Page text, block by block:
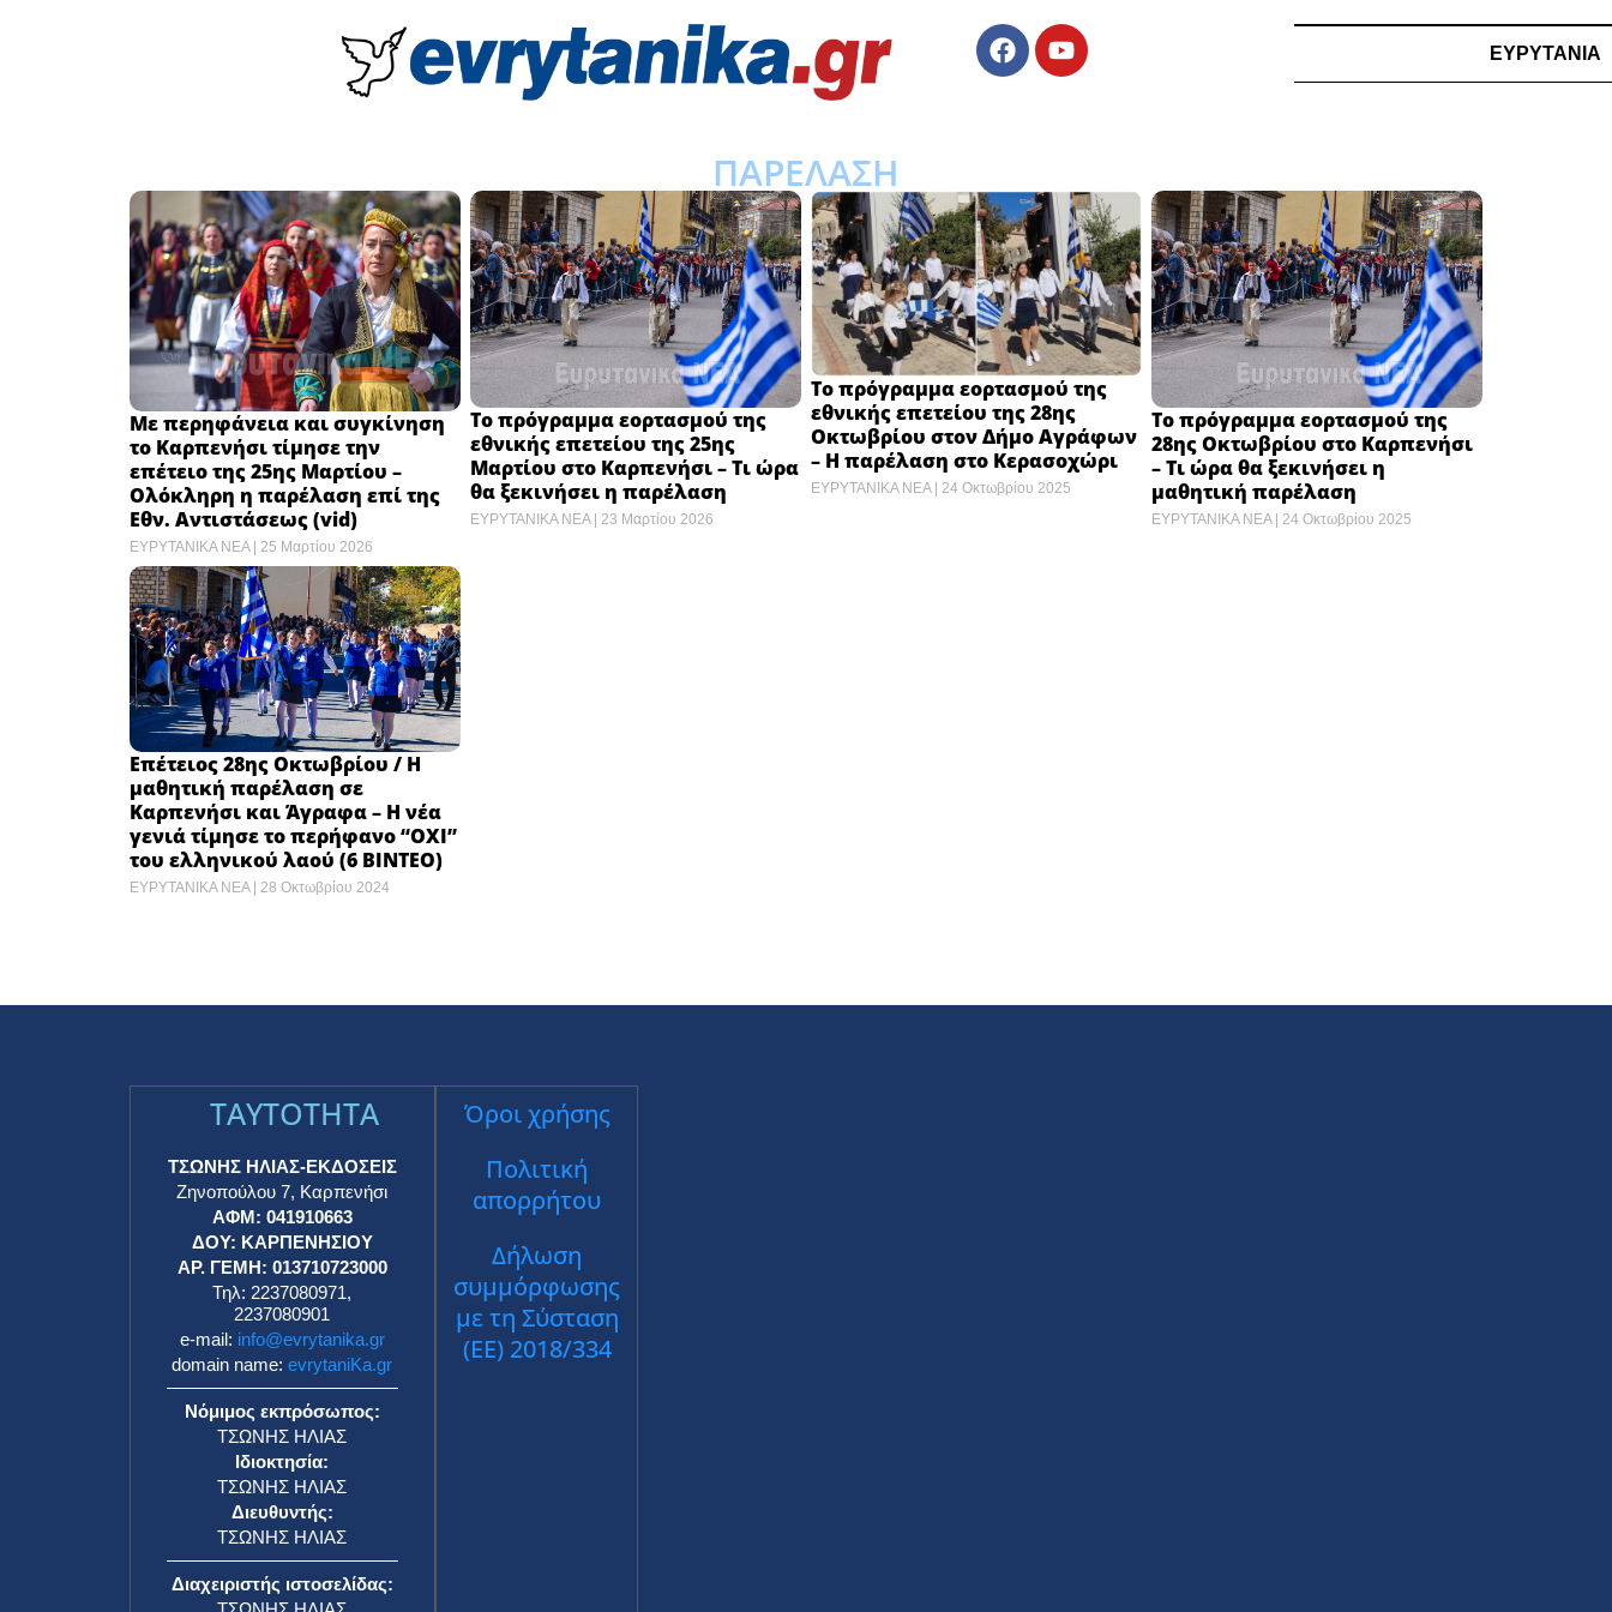
ΕΥΡΥΤΑΝΙΑ
ΠΑΡΕΛΑΣΗ
Με περηφάνεια και συγκίνηση
το Καρπενήσι τίμησε την
επέτειο της 25ης Μαρτίου –
Ολόκληρη η παρέλαση επί της
Εθν. Αντιστάσεως (vid)
ΕΥΡΥΤΑΝΙΚΑ ΝΕΑ 25 Μαρτίου 2026
Το πρόγραμμα εορτασμού της
εθνικής επετείου της 25ης
Μαρτίου στο Καρπενήσι – Τι ώρα
θα ξεκινήσει η παρέλαση
ΕΥΡΥΤΑΝΙΚΑ ΝΕΑ 23 Μαρτίου 2026
Το πρόγραμμα εορτασμού της
εθνικής επετείου της 28ης
Οκτωβρίου στον Δήμο Αγράφων
– Η παρέλαση στο Κερασοχώρι
ΕΥΡΥΤΑΝΙΚΑ ΝΕΑ 24 Οκτωβρίου 2025
Το πρόγραμμα εορτασμού της
28ης Οκτωβρίου στο Καρπενήσι
– Τι ώρα θα ξεκινήσει η
μαθητική παρέλαση
ΕΥΡΥΤΑΝΙΚΑ ΝΕΑ 24 Οκτωβρίου 2025
Επέτειος 28ης Οκτωβρίου / Η
μαθητική παρέλαση σε
Καρπενήσι και Άγραφα – Η νέα
γενιά τίμησε το περήφανο “ΟΧΙ”
του ελληνικού λαού (6 ΒΙΝΤΕΟ)
ΕΥΡΥΤΑΝΙΚΑ ΝΕΑ 28 Οκτωβρίου 2024
TAYTOTHTA
ΤΣΩΝΗΣ ΗΛΙΑΣ-ΕΚΔΟΣΕΙΣ
Ζηνοπούλου 7, Καρπενήσι
ΑΦΜ: 041910663
ΔΟΥ: ΚΑΡΠΕΝΗΣΙΟΥ
ΑΡ. ΓΕΜΗ: 013710723000
Τηλ: 2237080971,
2237080901
e-mail: info@evrytanika.gr
domain name:evrytaniKa.gr
Νόμιμος εκπρόσωπος:
ΤΣΩΝΗΣ ΗΛΙΑΣ
Ιδιοκτησία:
ΤΣΩΝΗΣ ΗΛΙΑΣ
Διευθυντής:
ΤΣΩΝΗΣ ΗΛΙΑΣ
Διαχειριστής ιστοσελίδας:
Όροι χρήσης
Πολιτική
απορρήτου
Δήλωση
συμμόρφωσης
με τη Σύσταση
(ΕΕ) 2018/334